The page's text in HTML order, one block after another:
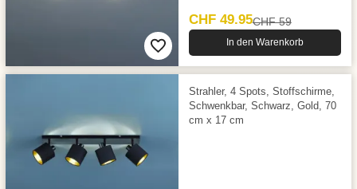
CHF 49.95CHF 59
In den Warenkorb
Strahler, 4 Spots, Stoffschirme,
Schwenkbar, Schwarz, Gold, 70
cm x 17 cm